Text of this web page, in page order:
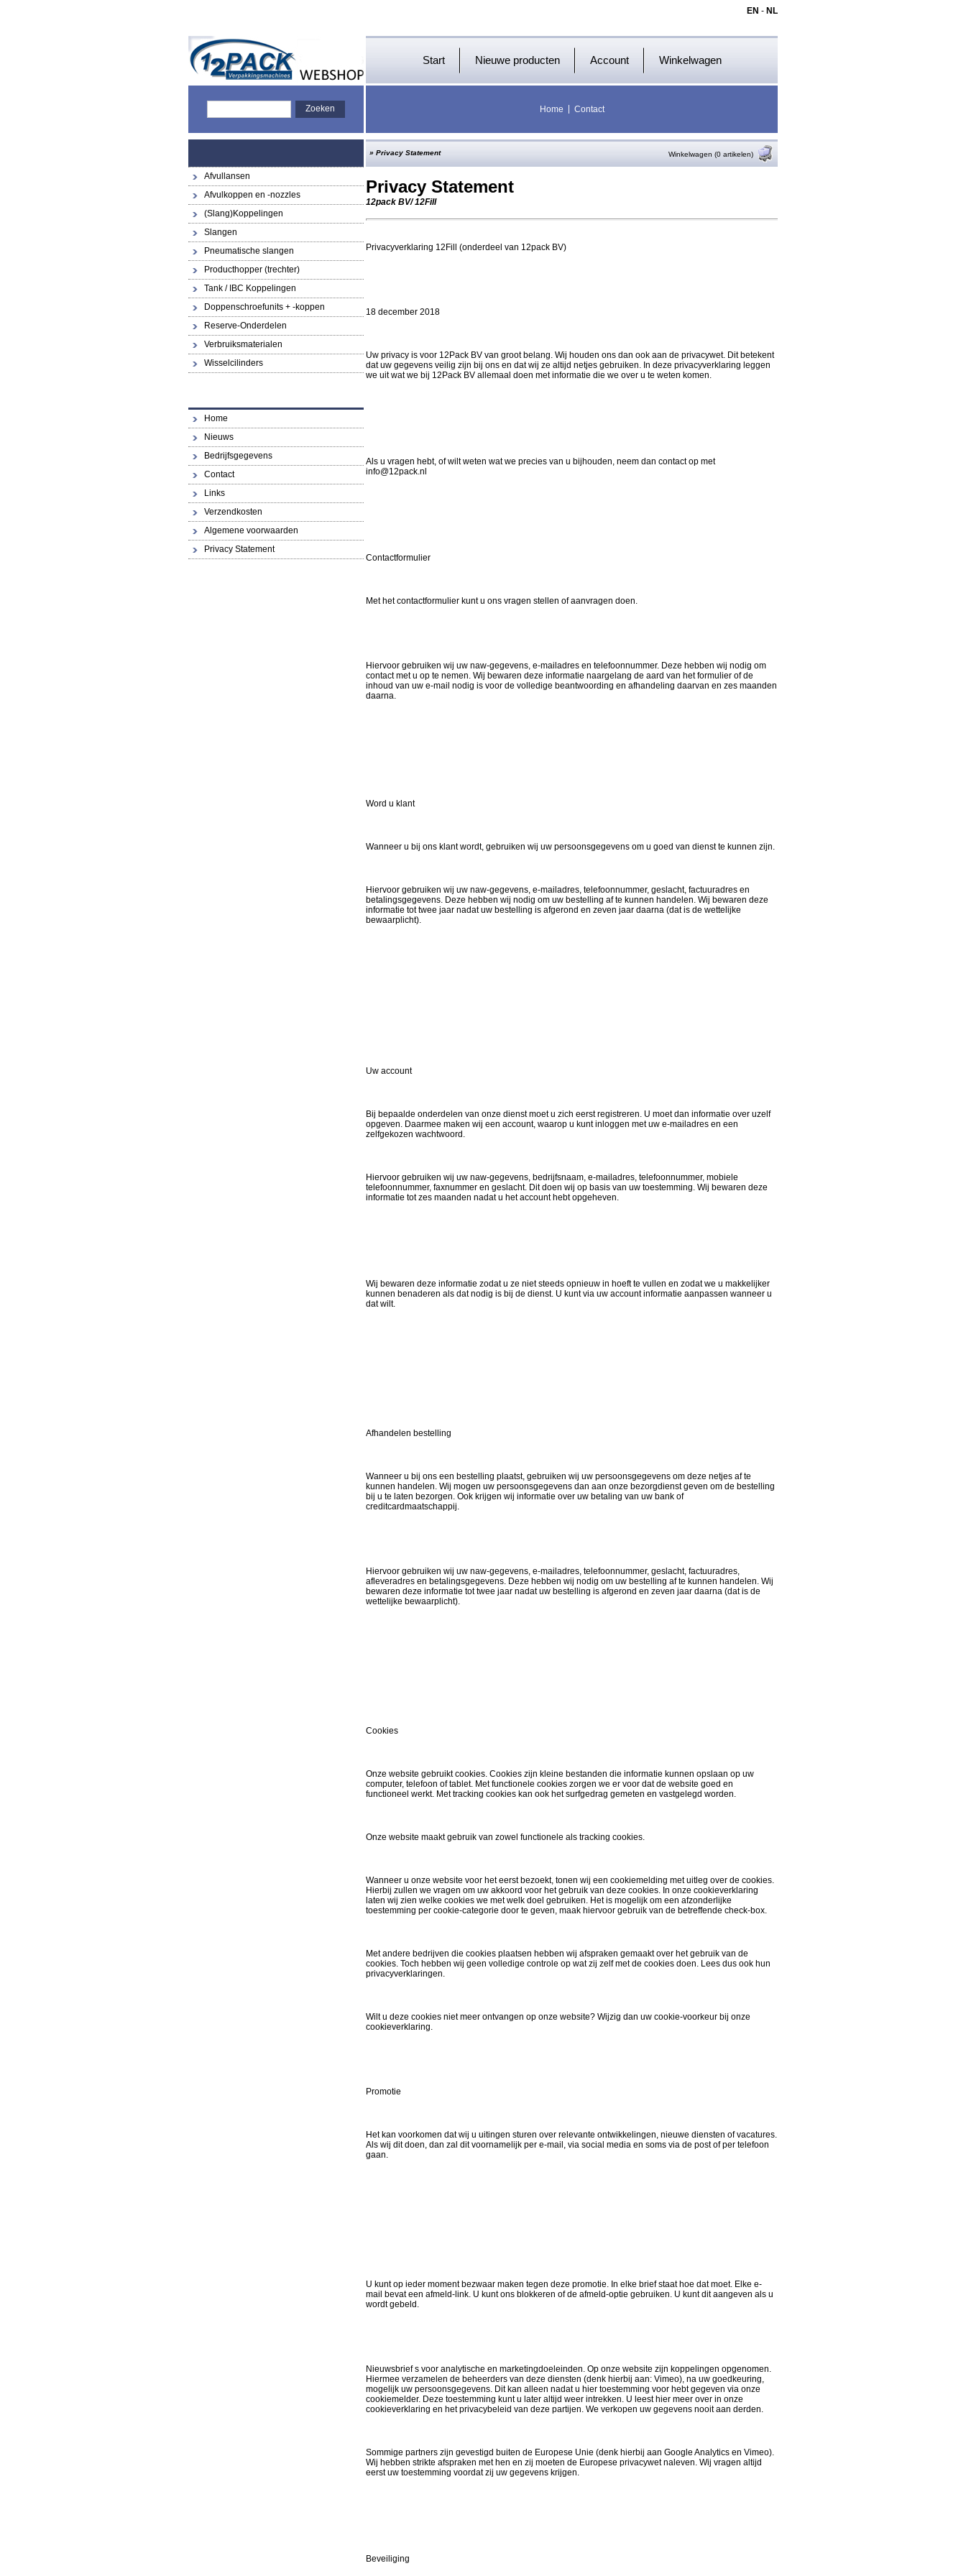
EN - NL
Start Nieuwe producten Account Winkelwagen
Home Contact
Afvullansen
Afvulkoppen en -nozzles
(Slang)Koppelingen
Slangen
Pneumatische slangen
Producthopper (trechter)
Tank / IBC Koppelingen
Doppenschroefunits + -koppen
Reserve-Onderdelen
Verbruiksmaterialen
Wisselcilinders
Home
Nieuws
Bedrijfsgegevens
Contact
Links
Verzendkosten
Algemene voorwaarden
Privacy Statement
» Privacy Statement Winkelwagen (0 artikelen)
Privacy Statement
12pack BV/ 12Fill
Privacyverklaring 12Fill (onderdeel van 12pack BV)
18 december 2018
Uw privacy is voor 12Pack BV van groot belang. Wij houden ons dan ook aan de privacywet. Dit betekent
dat uw gegevens veilig zijn bij ons en dat wij ze altijd netjes gebruiken. In deze privacyverklaring leggen
we uit wat we bij 12Pack BV allemaal doen met informatie die we over u te weten komen.
Als u vragen hebt, of wilt weten wat we precies van u bijhouden, neem dan contact op met
info@12pack.nl
Contactformulier
Met het contactformulier kunt u ons vragen stellen of aanvragen doen.
Hiervoor gebruiken wij uw naw-gegevens, e-mailadres en telefoonnummer. Deze hebben wij nodig om
contact met u op te nemen. Wij bewaren deze informatie naargelang de aard van het formulier of de
inhoud van uw e-mail nodig is voor de volledige beantwoording en afhandeling daarvan en zes maanden
daarna.
Word u klant
Wanneer u bij ons klant wordt, gebruiken wij uw persoonsgegevens om u goed van dienst te kunnen zijn.
Hiervoor gebruiken wij uw naw-gegevens, e-mailadres, telefoonnummer, geslacht, factuuradres en
betalingsgegevens. Deze hebben wij nodig om uw bestelling af te kunnen handelen. Wij bewaren deze
informatie tot twee jaar nadat uw bestelling is afgerond en zeven jaar daarna (dat is de wettelijke
bewaarplicht).
Uw account
Bij bepaalde onderdelen van onze dienst moet u zich eerst registreren. U moet dan informatie over uzelf
opgeven. Daarmee maken wij een account, waarop u kunt inloggen met uw e-mailadres en een
zelfgekozen wachtwoord.
Hiervoor gebruiken wij uw naw-gegevens, bedrijfsnaam, e-mailadres, telefoonnummer, mobiele
telefoonnummer, faxnummer en geslacht. Dit doen wij op basis van uw toestemming. Wij bewaren deze
informatie tot zes maanden nadat u het account hebt opgeheven.
Wij bewaren deze informatie zodat u ze niet steeds opnieuw in hoeft te vullen en zodat we u makkelijker
kunnen benaderen als dat nodig is bij de dienst. U kunt via uw account informatie aanpassen wanneer u
dat wilt.
Afhandelen bestelling
Wanneer u bij ons een bestelling plaatst, gebruiken wij uw persoonsgegevens om deze netjes af te
kunnen handelen. Wij mogen uw persoonsgegevens dan aan onze bezorgdienst geven om de bestelling
bij u te laten bezorgen. Ook krijgen wij informatie over uw betaling van uw bank of
creditcardmaatschappij.
Hiervoor gebruiken wij uw naw-gegevens, e-mailadres, telefoonnummer, geslacht, factuuradres,
afleveradres en betalingsgegevens. Deze hebben wij nodig om uw bestelling af te kunnen handelen. Wij
bewaren deze informatie tot twee jaar nadat uw bestelling is afgerond en zeven jaar daarna (dat is de
wettelijke bewaarplicht).
Cookies
Onze website gebruikt cookies. Cookies zijn kleine bestanden die informatie kunnen opslaan op uw
computer, telefoon of tablet. Met functionele cookies zorgen we er voor dat de website goed en
functioneel werkt. Met tracking cookies kan ook het surfgedrag gemeten en vastgelegd worden.
Onze website maakt gebruik van zowel functionele als tracking cookies.
Wanneer u onze website voor het eerst bezoekt, tonen wij een cookiemelding met uitleg over de cookies.
Hierbij zullen we vragen om uw akkoord voor het gebruik van deze cookies. In onze cookieverklaring
laten wij zien welke cookies we met welk doel gebruiken. Het is mogelijk om een afzonderlijke
toestemming per cookie-categorie door te geven, maak hiervoor gebruik van de betreffende check-box.
Met andere bedrijven die cookies plaatsen hebben wij afspraken gemaakt over het gebruik van de
cookies. Toch hebben wij geen volledige controle op wat zij zelf met de cookies doen. Lees dus ook hun
privacyverklaringen.
Wilt u deze cookies niet meer ontvangen op onze website? Wijzig dan uw cookie-voorkeur bij onze
cookieverklaring.
Promotie
Het kan voorkomen dat wij u uitingen sturen over relevante ontwikkelingen, nieuwe diensten of vacatures.
Als wij dit doen, dan zal dit voornamelijk per e-mail, via social media en soms via de post of per telefoon
gaan.
U kunt op ieder moment bezwaar maken tegen deze promotie. In elke brief staat hoe dat moet. Elke e-
mail bevat een afmeld-link. U kunt ons blokkeren of de afmeld-optie gebruiken. U kunt dit aangeven als u
wordt gebeld.
Nieuwsbrief s voor analytische en marketingdoeleinden. Op onze website zijn koppelingen opgenomen.
Hiermee verzamelen de beheerders van deze diensten (denk hierbij aan: Vimeo), na uw goedkeuring,
mogelijk uw persoonsgegevens. Dit kan alleen nadat u hier toestemming voor hebt gegeven via onze
cookiemelder. Deze toestemming kunt u later altijd weer intrekken. U leest hier meer over in onze
cookieverklaring en het privacybeleid van deze partijen. We verkopen uw gegevens nooit aan derden.
Sommige partners zijn gevestigd buiten de Europese Unie (denk hierbij aan Google Analytics en Vimeo).
Wij hebben strikte afspraken met hen en zij moeten de Europese privacywet naleven. Wij vragen altijd
eerst uw toestemming voordat zij uw gegevens krijgen.
Beveiliging